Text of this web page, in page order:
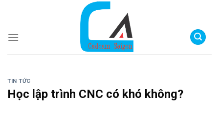
NỘI THẤT GỖ NAM SÀI GÒN - HOTLINE:
TIN TỨC
Học lập trình CNC có khó không?